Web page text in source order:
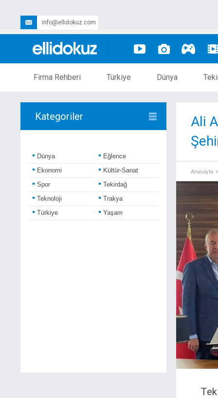
info@ellidokuz.com
Firma Rehberi Türkiye Dünya
Kategoriler
Dünya
Eğlence
Ekonomi
Kültür-Sanat
Spor
Tekirdağ
Teknoloji
Trakya
Türkiye
Yaşam
Ali
Anasayfa »